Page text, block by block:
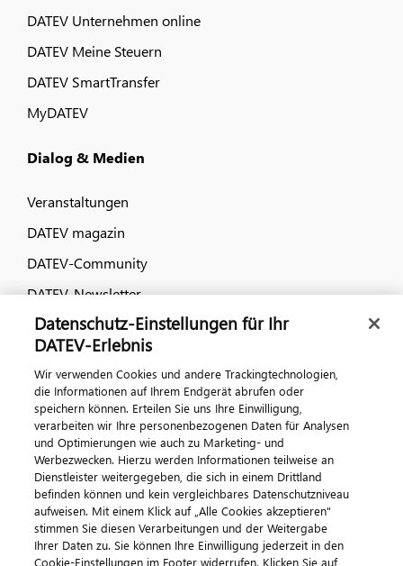
DATEV Unternehmen online
DATEV Meine Steuern
DATEV SmartTransfer
MyDATEV
Dialog & Medien
Veranstaltungen
DATEV magazin
DATEV-Community
DATEV-Newsletter
Kontaktieren Sie uns
© 2026 DATEV eG
ImpressumDatenschutzAGB Kontakt
Cookie-Einstellungen
Datenschutz-Einstellungen für Ihr
DATEV-Erlebnis
Wir verwenden Cookies und andere Trackingtechnologien,
die Informationen auf Ihrem Endgerät abrufen oder
speichern können. Erteilen Sie uns Ihre Einwilligung,
verarbeiten wir Ihre personenbezogenen Daten für Analysen
und Optimierungen wie auch zu Marketing- und
Werbezwecken. Hierzu werden Informationen teilweise an
Dienstleister weitergegeben, die sich in einem Drittland
befinden können und kein vergleichbares Datenschutzniveau
aufweisen. Mit einem Klick auf „Alle Cookies akzeptieren"
stimmen Sie diesen Verarbeitungen und der Weitergabe
Ihrer Daten zu. Sie können Ihre Einwilligung jederzeit in den
Cookie-Einstellungen im Footer widerrufen. Klicken Sie auf